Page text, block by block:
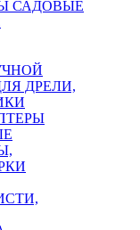
САДОВЫЕ
ДРЕЛИ,